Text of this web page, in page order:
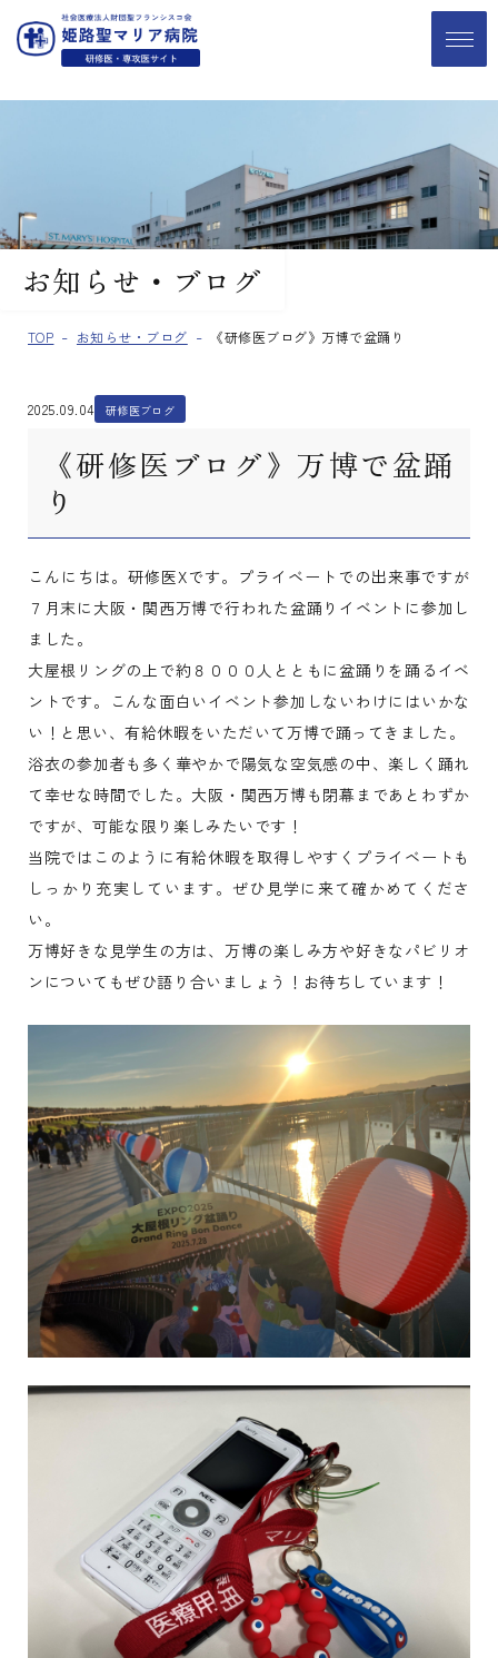
お知らせ・ブログ
TOP お知らせ・ブログ 《研修医ブログ》万博で盆踊り
2025.09.04 研修医ブログ
《研修医ブログ》万博で盆踊
り
こんにちは。研修医Xです。プライベートでの出来事ですが
７月末に大阪・関西万博で行われた盆踊りイベントに参加し
ました。
大屋根リングの上で約８０００人とともに盆踊りを踊るイベ
ントです。こんな面白いイベント参加しないわけにはいかな
い！と思い、有給休暇をいただいて万博で踊ってきました。
浴衣の参加者も多く華やかで陽気な空気感の中、楽しく踊れ
て幸せな時間でした。大阪・関西万博も閉幕まであとわずか
ですが、可能な限り楽しみたいです！
当院ではこのように有給休暇を取得しやすくプライベートも
しっかり充実しています。ぜひ見学に来て確かめてくださ
い。
万博好きな見学生の方は、万博の楽しみ方や好きなパビリオ
ンについてもぜひ語り合いましょう！お待ちしています！